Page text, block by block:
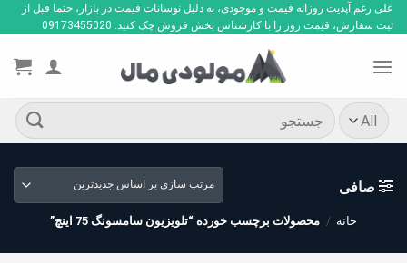
Skip
to
علی رغم آپدیت روزانه قیمت و موجودی، به دلیل نوسانات قیمت در بازار، حتما قبل از
ثبت سفارش، قیمت روز را با کارشناس بخش فروش چک کنید. 09173455020
جستجو
برای:
صافی
خانه / محصولات برچسب خورده “تلویزیون سامسونگ 75 اینچ”